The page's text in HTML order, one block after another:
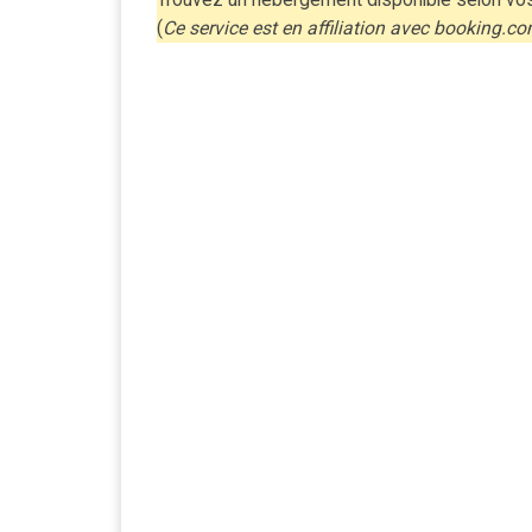
(Ce service est en affiliation avec